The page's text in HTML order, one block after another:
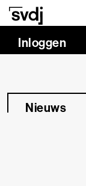
Naar hoofdinhoud
Inloggen
Nieuws